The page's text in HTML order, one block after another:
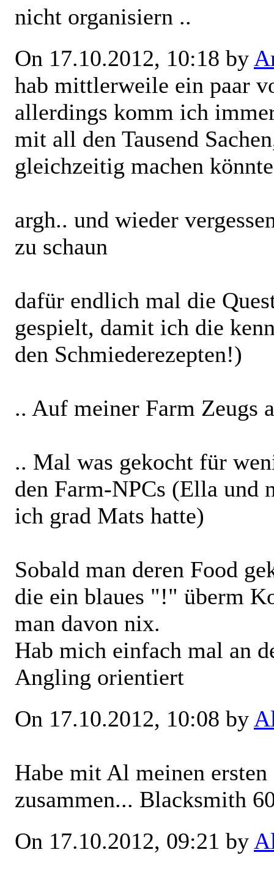
nicht organisiern ..
On 17.10.2012, 10:18 by
hab mittlerweile ein paar
allerdings komm ich
mit all den Tausend
gleichzeitig machen
argh.. und wieder
zu schaun
dafür endlich mal die
gespielt, damit ich die
den Schmiederezepten!)
.. Auf meiner Farm Zeugs
.. Mal was gekocht für
den Farm-NPCs (Ella und
ich grad Mats hatte)
Sobald man deren Food
die ein blaues "!" überm
man davon nix.
Hab mich einfach mal an
Angling orientiert
On 17.10.2012, 10:08 by
Habe mit Al meinen
zusammen... Blacksmith
On 17.10.2012, 09:21 by